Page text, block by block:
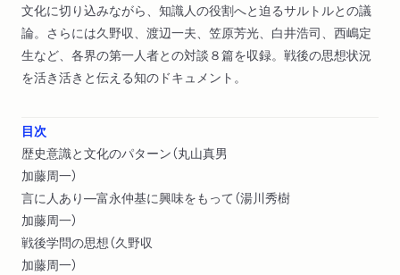
文化に切り込みながら、知識人の役割へと迫るサルトルとの議
論。さらには久野収、渡辺一夫、笠原芳光、白井浩司、西嶋定
生など、各界の第一人者との対談８篇を収録。戦後の思想状況
を活き活きと伝える知のドキュメント。
目次
歴史意識と文化のパターン（丸山真男
加藤周一）
言に人あり―富永仲基に興味をもって（湯川秀樹
加藤周一）
戦後学問の思想（久野収
加藤周一）